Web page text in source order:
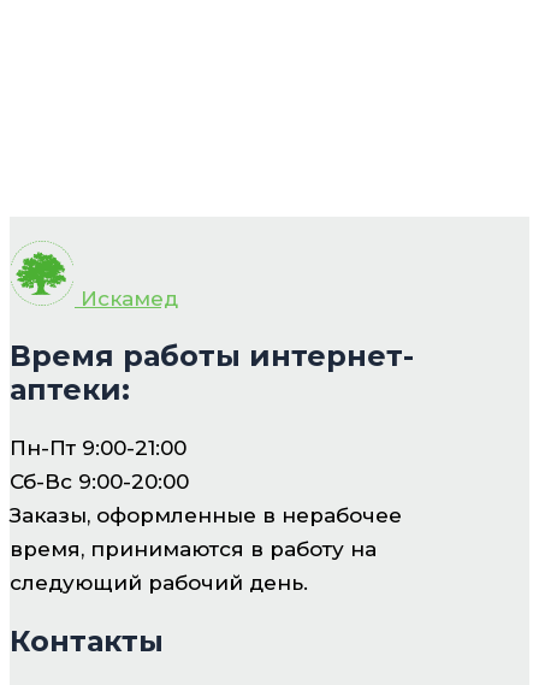
Искамед
Время работы интернет-
аптеки:
Пн-Пт 9:00-21:00
Сб-Вс 9:00-20:00
Заказы, оформленные в нерабочее
время, принимаются в работу на
следующий рабочий день.
Контакты